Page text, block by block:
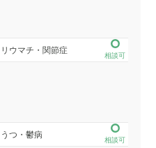
リウマチ・関節症
相談可
うつ・鬱病
相談可